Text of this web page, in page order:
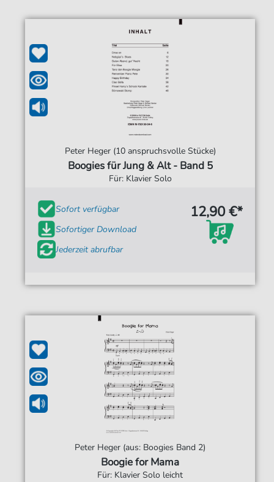
Peter Heger (10 anspruchsvolle Stücke)
Boogies für Jung & Alt - Band 5
Für: Klavier Solo
Sofort verfügbar
Sofortiger Download
Jederzeit abrufbar
12,90 €*
Peter Heger (aus: Boogies Band 2)
Boogie for Mama
Für: Klavier Solo leicht